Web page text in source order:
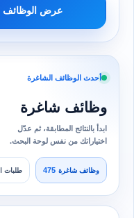
عرض الوظائف
أحدث الوظائف الشاغرة
وظائف شاغرة
ابدأ بالنتائج المطابقة، ثم عدّل
اختياراتك من نفس لوحة البحث.
وظائف شاغرة 475 طلبات